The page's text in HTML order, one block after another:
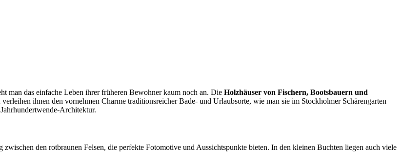
man das einfache Leben ihrer früheren Bewohner kaum noch an. Die Holzhäuser von Fischern, Bootsbauern und
ihnen den vornehmen Charme traditionsreicher Bade- und Urlaubsorte, wie man sie im Stockholmer Schärengarten
Architektur.
den rotbraunen Felsen, die perfekte Fotomotive und Aussichtspunkte bieten. In den kleinen Buchten liegen auch viele